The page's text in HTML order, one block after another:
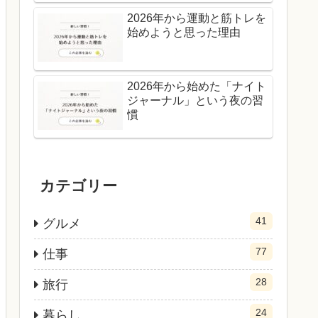
2026年から運動と筋トレを
始めようと思った理由
2026年から始めた「ナイト
ジャーナル」という夜の習
慣
カテゴリー
グルメ 41
仕事 77
旅行 28
24